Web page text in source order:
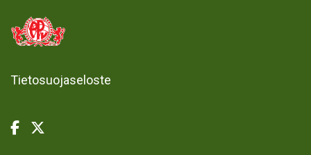
Tietosuojaseloste